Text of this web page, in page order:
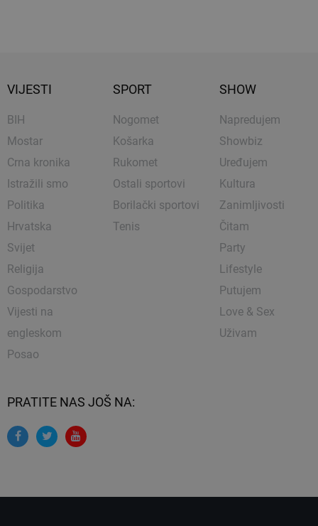
VIJESTI
BIH
Mostar
Crna kronika
Istražili smo
Politika
Hrvatska
Svijet
Religija
Gospodarstvo
Vijesti na
engleskom
Posao
SPORT
Nogomet
Košarka
Rukomet
Ostali sportovi
Borilački sportovi
Tenis
SHOW
Napredujem
Showbiz
Uređujem
Kultura
Zanimljivosti
Čitam
Party
Lifestyle
Putujem
Love & Sex
Uživam
PRATITE NAS JOŠ NA: